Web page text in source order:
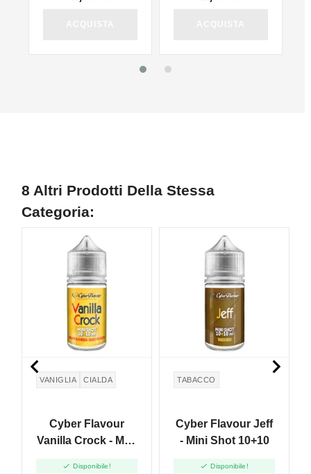
8 Altri Prodotti Della Stessa
Categoria:
VANIGLIA CIALDA
Cyber Flavour
Vanilla Crock - Mini
 Disponibile!
TABACCO
Cyber Flavour Jeff
- Mini Shot 10+10
 Disponibile!
 